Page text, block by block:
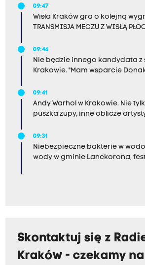
09:47
Wisła Kraków gra o kolejną
TRANSMISJA MECZU Z WISŁĄ
09:46
Nie będzie innego kandydata z
Krakowie. "Mam wsparcie
09:41
Andy Warhol w Krakowie. Nie
puszka zupy, inne oblicze
09:31
Niebezpieczne bakterie w
wody w gminie Lanckorona,
Skontaktuj się z
Kraków - czekamy